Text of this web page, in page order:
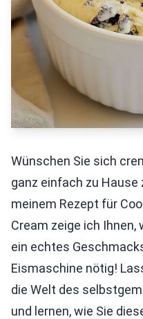
Wünschen Sie sich
ganz einfach zu
meinem Rezept für
Cream zeige ich
ein echtes
Eismaschine nötig!
die Welt des
und lernen, wie Sie